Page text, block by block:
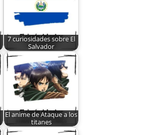
7 curiosidades sobre El
Salvador
El anime de Ataque a los
titanes